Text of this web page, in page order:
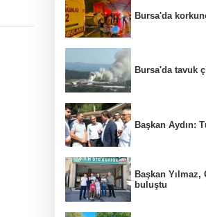
Bursa'da
Bursa'da tavuk
Başkan Aydın:
Başkan Yılmaz,
buluştu